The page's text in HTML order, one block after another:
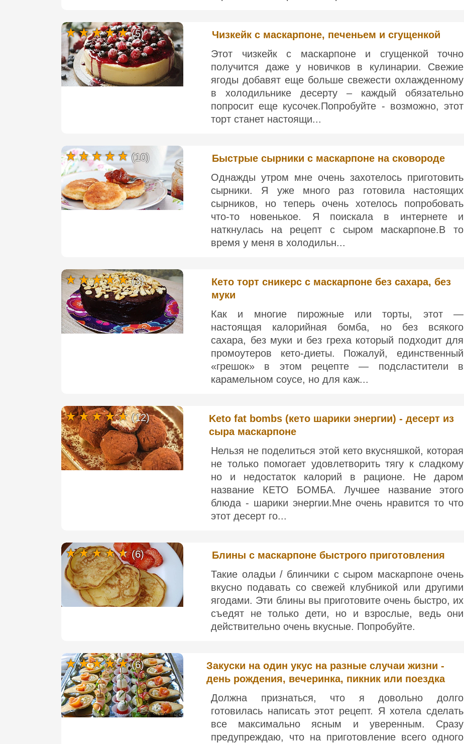
Чизкейк с маскарпоне, печеньем и сгущенкой
Этот чизкейк с маскарпоне и сгущенкой точно
получится даже у новичков в кулинарии. Свежие
ягоды добавят еще больше свежести охлажденному
в холодильнике десерту – каждый обязательно
попросит еще кусочек.Попробуйте - возможно, этот
торт станет настоящи...
(5)
Быстрые сырники с маскарпоне на сковороде
Однажды утром мне очень захотелось приготовить
сырники. Я уже много раз готовила настоящих
сырников, но теперь очень хотелось попробовать
что-то новенькое. Я поискала в интернете и
наткнулась на рецепт с сыром маскарпоне.В то
время у меня в холодильн...
(10)
Кето торт сникерс с маскарпоне без сахара, без
муки
Как и многие пирожные или торты, этот —
настоящая калорийная бомба, но без всякого
сахара, без муки и без греха который подходит для
промоутеров кето-диеты. Пожалуй, единственный
«грешок» в этом рецепте — подсластители в
карамельном соусе, но для каж...
(3)
Keto fat bombs (кето шарики энергии) - десерт из
сыра маскарпоне
Нельзя не поделиться этой кето вкусняшкой, которая
не только помогает удовлетворить тягу к сладкому
но и недостаток калорий в рационе. Не даром
название КЕТО БОМБА. Лучшее название этого
блюда - шарики энергии.Мне очень нравится то что
этот десерт го...
(12)
Блины с маскарпоне быстрого приготовления
Такие оладьи / блинчики с сыром маскарпоне очень
вкусно подавать со свежей клубникой или другими
ягодами. Эти блины вы приготовите очень быстро, их
съедят не только дети, но и взрослые, ведь они
действительно очень вкусные. Попробуйте.
(6)
Закуски на один укус на разные случаи жизни -
день рождения, вечеринка, пикник или поездка
Должна признаться, что я довольно долго
готовилась написать этот рецепт. Я хотела сделать
все максимально ясным и уверенным. Сразу
предупреждаю, что на приготовление всего одного
(6)